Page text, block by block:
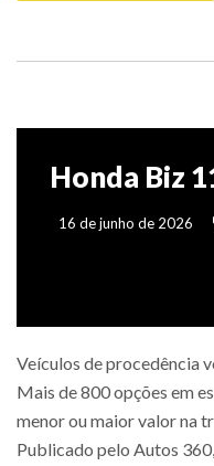
Honda Biz
16 de junho de 2026
Veículos de procedência
Mais de 800 opções em
menor ou maior valor na
Publicado pelo Autos